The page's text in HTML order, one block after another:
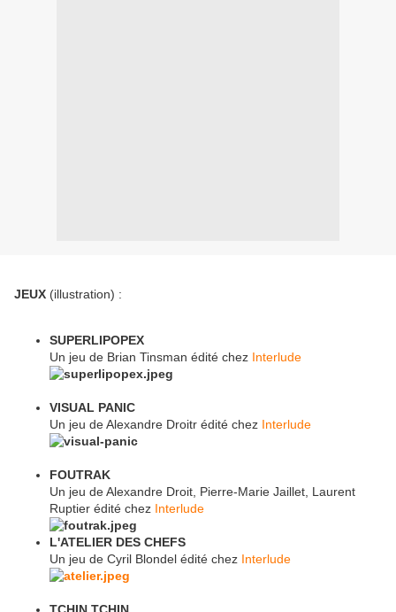
JEUX (illustration) :
SUPERLIPOPEX
Un jeu de Brian Tinsman édité chez Interlude
VISUAL PANIC
Un jeu de Alexandre Droitr édité chez Interlude
FOUTRAK
Un jeu de Alexandre Droit, Pierre-Marie Jaillet, Laurent
Ruptier édité chez Interlude
L'ATELIER DES CHEFS
Un jeu de Cyril Blondel édité chez Interlude